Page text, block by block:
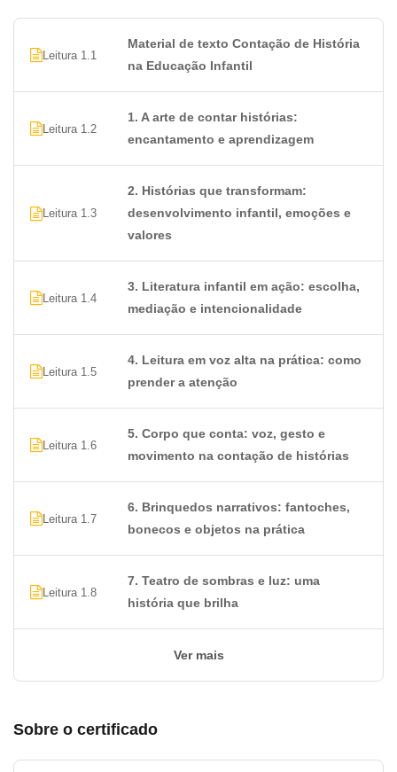
Leitura 1.1
Material de texto Contação de História
na Educação Infantil
Leitura 1.2
1. A arte de contar histórias:
encantamento e aprendizagem
Leitura 1.3
2. Histórias que transformam:
desenvolvimento infantil, emoções e
valores
Leitura 1.4
3. Literatura infantil em ação: escolha,
mediação e intencionalidade
Leitura 1.5
4. Leitura em voz alta na prática: como
prender a atenção
Leitura 1.6
5. Corpo que conta: voz, gesto e
movimento na contação de histórias
Leitura 1.7
6. Brinquedos narrativos: fantoches,
bonecos e objetos na prática
Leitura 1.8
7. Teatro de sombras e luz: uma
história que brilha
Ver mais
Sobre o certificado